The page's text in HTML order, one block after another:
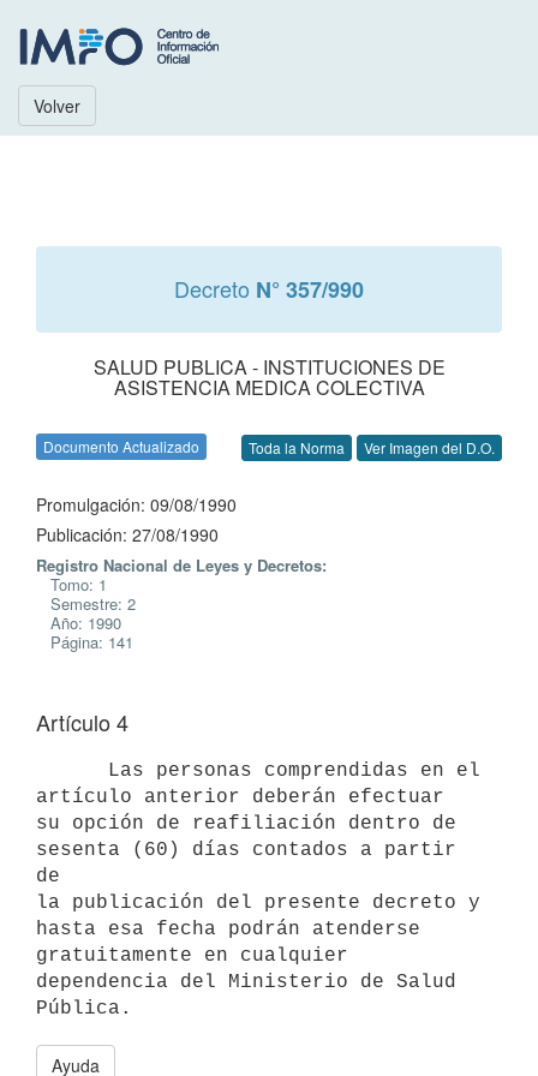
Volver
Decreto N° 357/990
SALUD PUBLICA - INSTITUCIONES DE
ASISTENCIA MEDICA COLECTIVA
Documento Actualizado Toda la Norma Ver Imagen del D.O.
Promulgación: 09/08/1990
Publicación: 27/08/1990
Registro Nacional de Leyes y Decretos:
Tomo: 1
Semestre: 2
Año: 1990
Página: 141
Artículo 4
artículo anterior deberán efectuar
su opción de reafiliación dentro de
sesenta (60) días contados a partir
de
la publicación del presente decreto y
hasta esa fecha podrán atenderse
gratuitamente en cualquier
dependencia del Ministerio de Salud
Ayuda